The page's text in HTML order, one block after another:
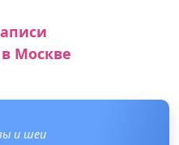
Москве
и шеи